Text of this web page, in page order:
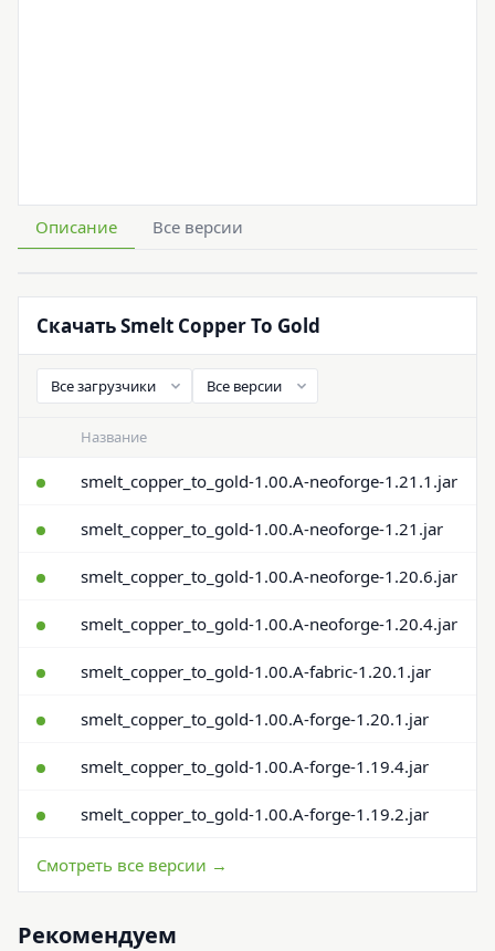
Описание Все версии
Скачать Smelt Copper To Gold
Название
smelt_copper_to_gold-1.00.A-neoforge-1.21.1.jar
smelt_copper_to_gold-1.00.A-neoforge-1.21.jar
smelt_copper_to_gold-1.00.A-neoforge-1.20.6.jar
smelt_copper_to_gold-1.00.A-neoforge-1.20.4.jar
smelt_copper_to_gold-1.00.A-fabric-1.20.1.jar
smelt_copper_to_gold-1.00.A-forge-1.20.1.jar
smelt_copper_to_gold-1.00.A-forge-1.19.4.jar
smelt_copper_to_gold-1.00.A-forge-1.19.2.jar
Смотреть все версии →
Рекомендуем